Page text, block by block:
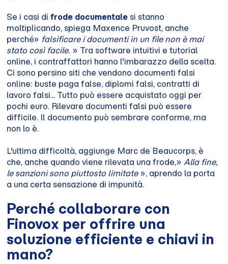
Se i casi difrode documentale si stanno
moltiplicando, spiega Maxence Pruvost, anche
perché» falsificare i documenti in un file non è mai
stato così facile. » Tra software intuitivi e tutorial
online, i contraffattori hanno l'imbarazzo della scelta.
Ci sono persino siti che vendono documenti falsi
online: buste paga false, diplomi falsi, contratti di
lavoro falsi... Tutto può essere acquistato oggi per
pochi euro. Rilevare documenti falsi può essere
difficile. Il documento può sembrare conforme, ma
non lo è.
L'ultima difficoltà, aggiunge Marc de Beaucorps, è
che, anche quando viene rilevata una frode,» Alla fine,
le sanzioni sono piuttosto limitate», aprendo la porta
a una certa sensazione di impunità.
Perché collaborare con
Finovox per offrire una
soluzione efficiente e chiavi in
mano?